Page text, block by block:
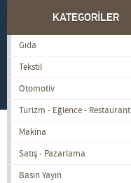
KATEGORİLER
Gıda
Tekstil
Otomotiv
Turizm - Eğlence - Restaurant
Makina
Satış - Pazarlama
Basın Yayın